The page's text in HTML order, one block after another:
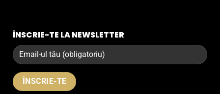
ÎNSCRIE-TE LA NEWSLETTER